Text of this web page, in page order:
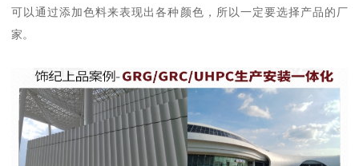
可以通过添加色料来表现出各种颜色，所以一定要选择产品的厂
家。